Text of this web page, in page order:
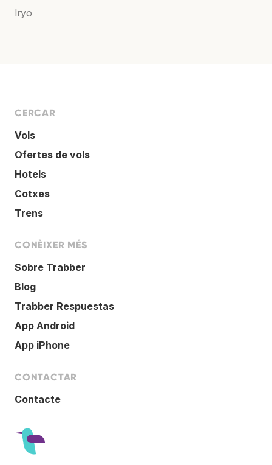
Iryo
CERCAR
Vols
Ofertes de vols
Hotels
Cotxes
Trens
CONÈIXER MÉS
Sobre Trabber
Blog
Trabber Respuestas
App Android
App iPhone
CONTACTAR
Contacte